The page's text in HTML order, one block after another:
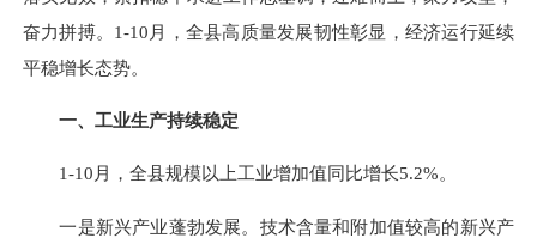
奋力拼搏。1-10月，全县高质量发展韧性彰显，经济运行延续
平稳增长态势。
一、工业生产持续稳定
1-10月，全县规模以上工业增加值同比增长5.2%。
一是新兴产业蓬勃发展。技术含量和附加值较高的新兴产